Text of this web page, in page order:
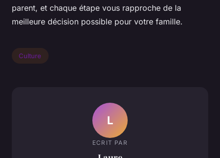
parent, et chaque étape vous rapproche de la
meilleure décision possible pour votre famille.
Culture
L
ECRIT PAR